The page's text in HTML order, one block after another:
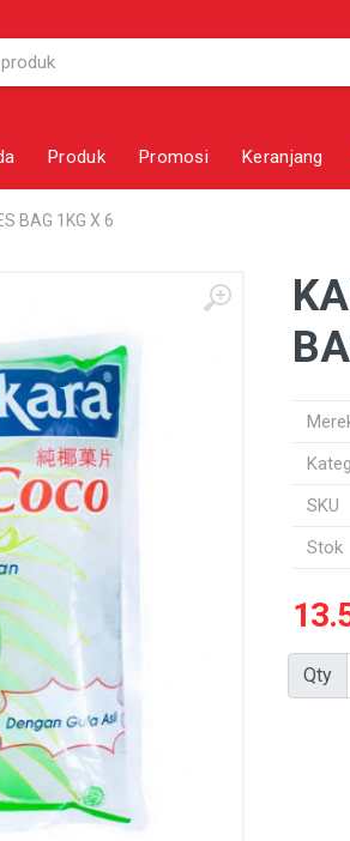
Produk Promosi Keranjang
BAG 1KG X 6
SKU
Stok
Qty